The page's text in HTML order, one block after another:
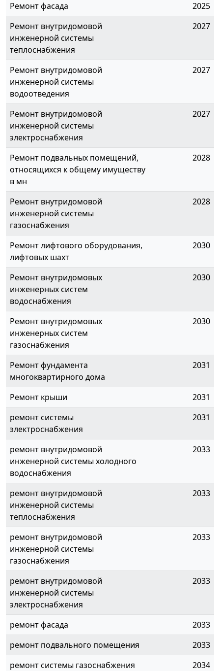
Ремонт фасада
2025
Ремонт внутридомовой
инженерной системы
теплоснабжения
2027
Ремонт внутридомовой
инженерной системы
водоотведения
2027
Ремонт внутридомовой
инженерной системы
электроснабжения
2027
Ремонт подвальных помещений,
относящихся к общему имуществу
в мн
2028
Ремонт внутридомовой
инженерной системы
газоснабжения
2028
Ремонт лифтового оборудования,
лифтовых шахт
2030
Ремонт внутридомовых
инженерных систем
водоснабжения
2030
Ремонт внутридомовых
инженерных систем
газоснабжения
2030
Ремонт фундамента
многоквартирного дома
2031
Ремонт крыши
2031
ремонт системы
электроснабжения
2031
ремонт внутридомовой
инженерной системы холодного
водоснабжения
2033
ремонт внутридомовой
инженерной системы
теплоснабжения
2033
ремонт внутридомовой
инженерной системы
газоснабжения
2033
ремонт внутридомовой
инженерной системы
электроснабжения
2033
ремонт фасада
2033
ремонт подвального помещения
2033
ремонт системы газоснабжения
2034